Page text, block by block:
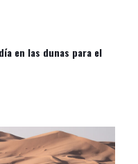
en las dunas para el